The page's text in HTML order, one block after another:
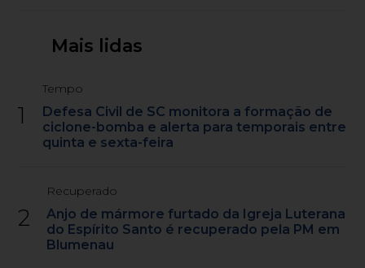
Mais lidas
1
Tempo
Defesa Civil de SC monitora a formação de
ciclone-bomba e alerta para temporais entre
quinta e sexta-feira
2
Recuperado
Anjo de mármore furtado da Igreja Luterana
do Espírito Santo é recuperado pela PM em
Blumenau